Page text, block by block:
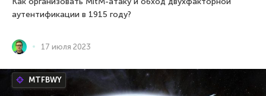
аутентификации в 1915 году?
17 июля 2023
MTFBWY